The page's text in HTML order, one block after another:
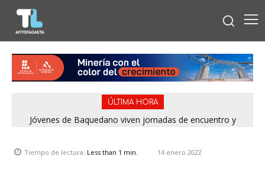
ÚLTIMA HORA
Jóvenes de Baquedano viven jornadas de encuentro y
Tiempo de lectura: Less than 1 min. 14 enero 2022